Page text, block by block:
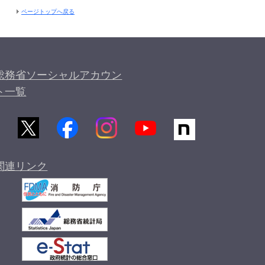
ページトップへ戻る
務省ソーシャルアカウン
一覧
連リンク